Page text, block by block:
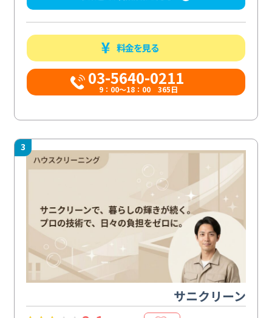
料金を見る
03-5640-0211
9：00～18：00 365日
3
サニクリーン